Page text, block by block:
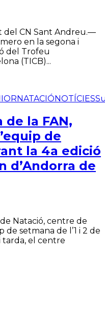
del CN Sant Andreu.—
en la segona i
del Trofeu
(TICB)...
NATACIÓNOTÍCIES
de la FAN,
de
la 4a edició
d’Andorra de
Natació, centre de
setmana de l’1 i 2 de
tarda, el centre